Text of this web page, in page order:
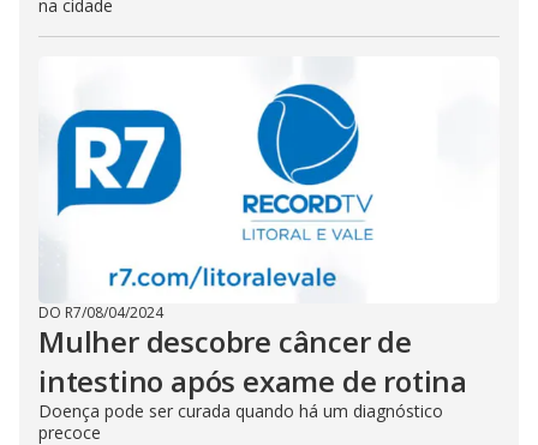
na cidade
DO R7/08/04/2024
Mulher descobre câncer de
intestino após exame de rotina
Doença pode ser curada quando há um diagnóstico
precoce